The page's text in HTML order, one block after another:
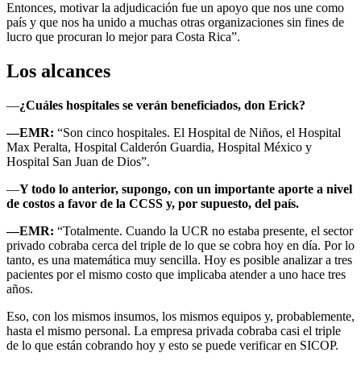
Entonces, motivar la adjudicación fue un apoyo que nos une como
país y que nos ha unido a muchas otras organizaciones sin fines de
lucro que procuran lo mejor para Costa Rica”.
Los alcances
—¿Cuáles hospitales se verán beneficiados, don Erick?
—EMR: “Son cinco hospitales. El Hospital de Niños, el Hospital
Max Peralta, Hospital Calderón Guardia, Hospital México y
Hospital San Juan de Dios”.
—Y todo lo anterior, supongo, con un importante aporte a nivel
de costos a favor de la CCSS y, por supuesto, del país.
—EMR: “Totalmente. Cuando la UCR no estaba presente, el sector
privado cobraba cerca del triple de lo que se cobra hoy en día. Por lo
tanto, es una matemática muy sencilla. Hoy es posible analizar a tres
pacientes por el mismo costo que implicaba atender a uno hace tres
años.
Eso, con los mismos insumos, los mismos equipos y, probablemente,
hasta el mismo personal. La empresa privada cobraba casi el triple
de lo que están cobrando hoy y esto se puede verificar en SICOP.